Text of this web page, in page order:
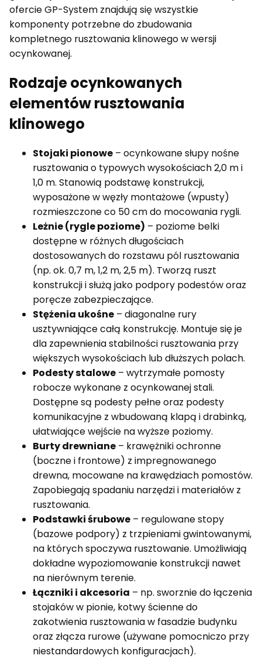
ofercie GP-System znajdują się wszystkie
komponenty potrzebne do zbudowania
kompletnego rusztowania klinowego w wersji
ocynkowanej.
Rodzaje ocynkowanych
elementów rusztowania
klinowego
Stojaki pionowe – ocynkowane słupy nośne
rusztowania o typowych wysokościach 2,0 m i
1,0 m. Stanowią podstawę konstrukcji,
wyposażone w węzły montażowe (wpusty)
rozmieszczone co 50 cm do mocowania rygli.
Leżnie (rygle poziome) – poziome belki
dostępne w różnych długościach
dostosowanych do rozstawu pól rusztowania
(np. ok. 0,7 m, 1,2 m, 2,5 m). Tworzą ruszt
konstrukcji i służą jako podpory podestów oraz
poręcze zabezpieczające.
Stężenia ukośne – diagonalne rury
usztywniające całą konstrukcję. Montuje się je
dla zapewnienia stabilności rusztowania przy
większych wysokościach lub dłuższych polach.
Podesty stalowe – wytrzymałe pomosty
robocze wykonane z ocynkowanej stali.
Dostępne są podesty pełne oraz podesty
komunikacyjne z wbudowaną klapą i drabinką,
ułatwiające wejście na wyższe poziomy.
Burty drewniane – krawężniki ochronne
(boczne i frontowe) z impregnowanego
drewna, mocowane na krawędziach pomostów.
Zapobiegają spadaniu narzędzi i materiałów z
rusztowania.
Podstawki śrubowe – regulowane stopy
(bazowe podpory) z trzpieniami gwintowanymi,
na których spoczywa rusztowanie. Umożliwiają
dokładne wypoziomowanie konstrukcji nawet
na nierównym terenie.
Łączniki i akcesoria – np. sworznie do łączenia
stojaków w pionie, kotwy ścienne do
zakotwienia rusztowania w fasadzie budynku
oraz złącza rurowe (używane pomocniczo przy
niestandardowych konfiguracjach).